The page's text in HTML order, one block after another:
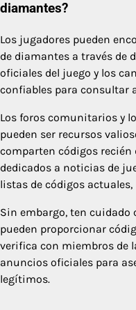
diamantes?
Los jugadores pueden
de diamantes a través de
oficiales del juego y los
confiables para consultar
Los foros comunitarios y
pueden ser recursos
comparten códigos recién
dedicados a noticias de
listas de códigos
Sin embargo, ten cuidado
pueden proporcionar
verifica con miembros de
anuncios oficiales para
legítimos.